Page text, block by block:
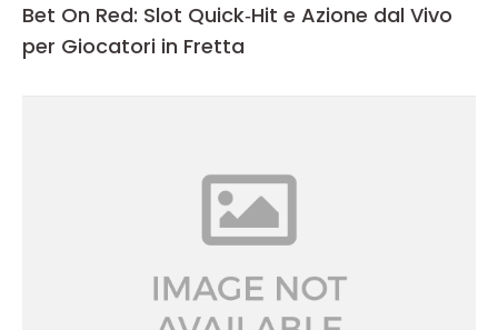
Bet On Red: Slot Quick‑Hit e Azione dal Vivo
per Giocatori in Fretta